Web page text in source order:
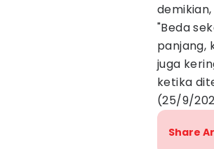
"Beda
panjang,
juga
ketika
(25/9/
Share